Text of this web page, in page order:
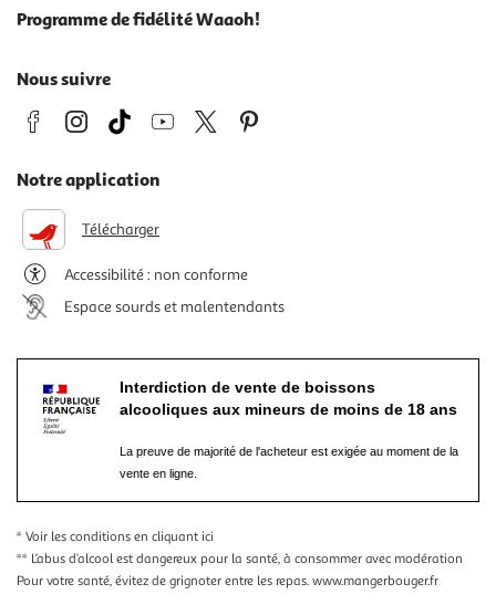
Programme de fidélité Waaoh!
Nous suivre
Notre application
Télécharger
Accessibilité : non conforme
Espace sourds et malentendants
Interdiction de vente de boissons
alcooliques aux mineurs de moins de 18 ans
La preuve de majorité de l'acheteur est exigée au moment de la
vente en ligne.
* Voir les conditions en cliquant ici
** L’abus d’alcool est dangereux pour la santé, à consommer avec modération
Pour votre santé, évitez de grignoter entre les repas. www.mangerbouger.fr